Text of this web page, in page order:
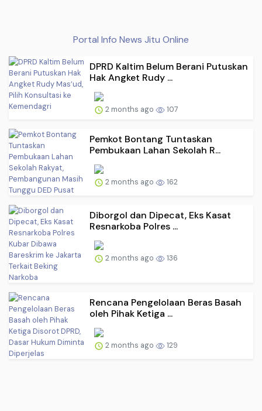
Portal Info News Jitu Online
DPRD Kaltim Belum Berani Putuskan
Hak Angket Rudy ...
2 months ago 107
Pemkot Bontang Tuntaskan
Pembukaan Lahan Sekolah R...
2 months ago 162
Diborgol dan Dipecat, Eks Kasat
Resnarkoba Polres ...
2 months ago 136
Rencana Pengelolaan Beras Basah
oleh Pihak Ketiga ...
2 months ago 129